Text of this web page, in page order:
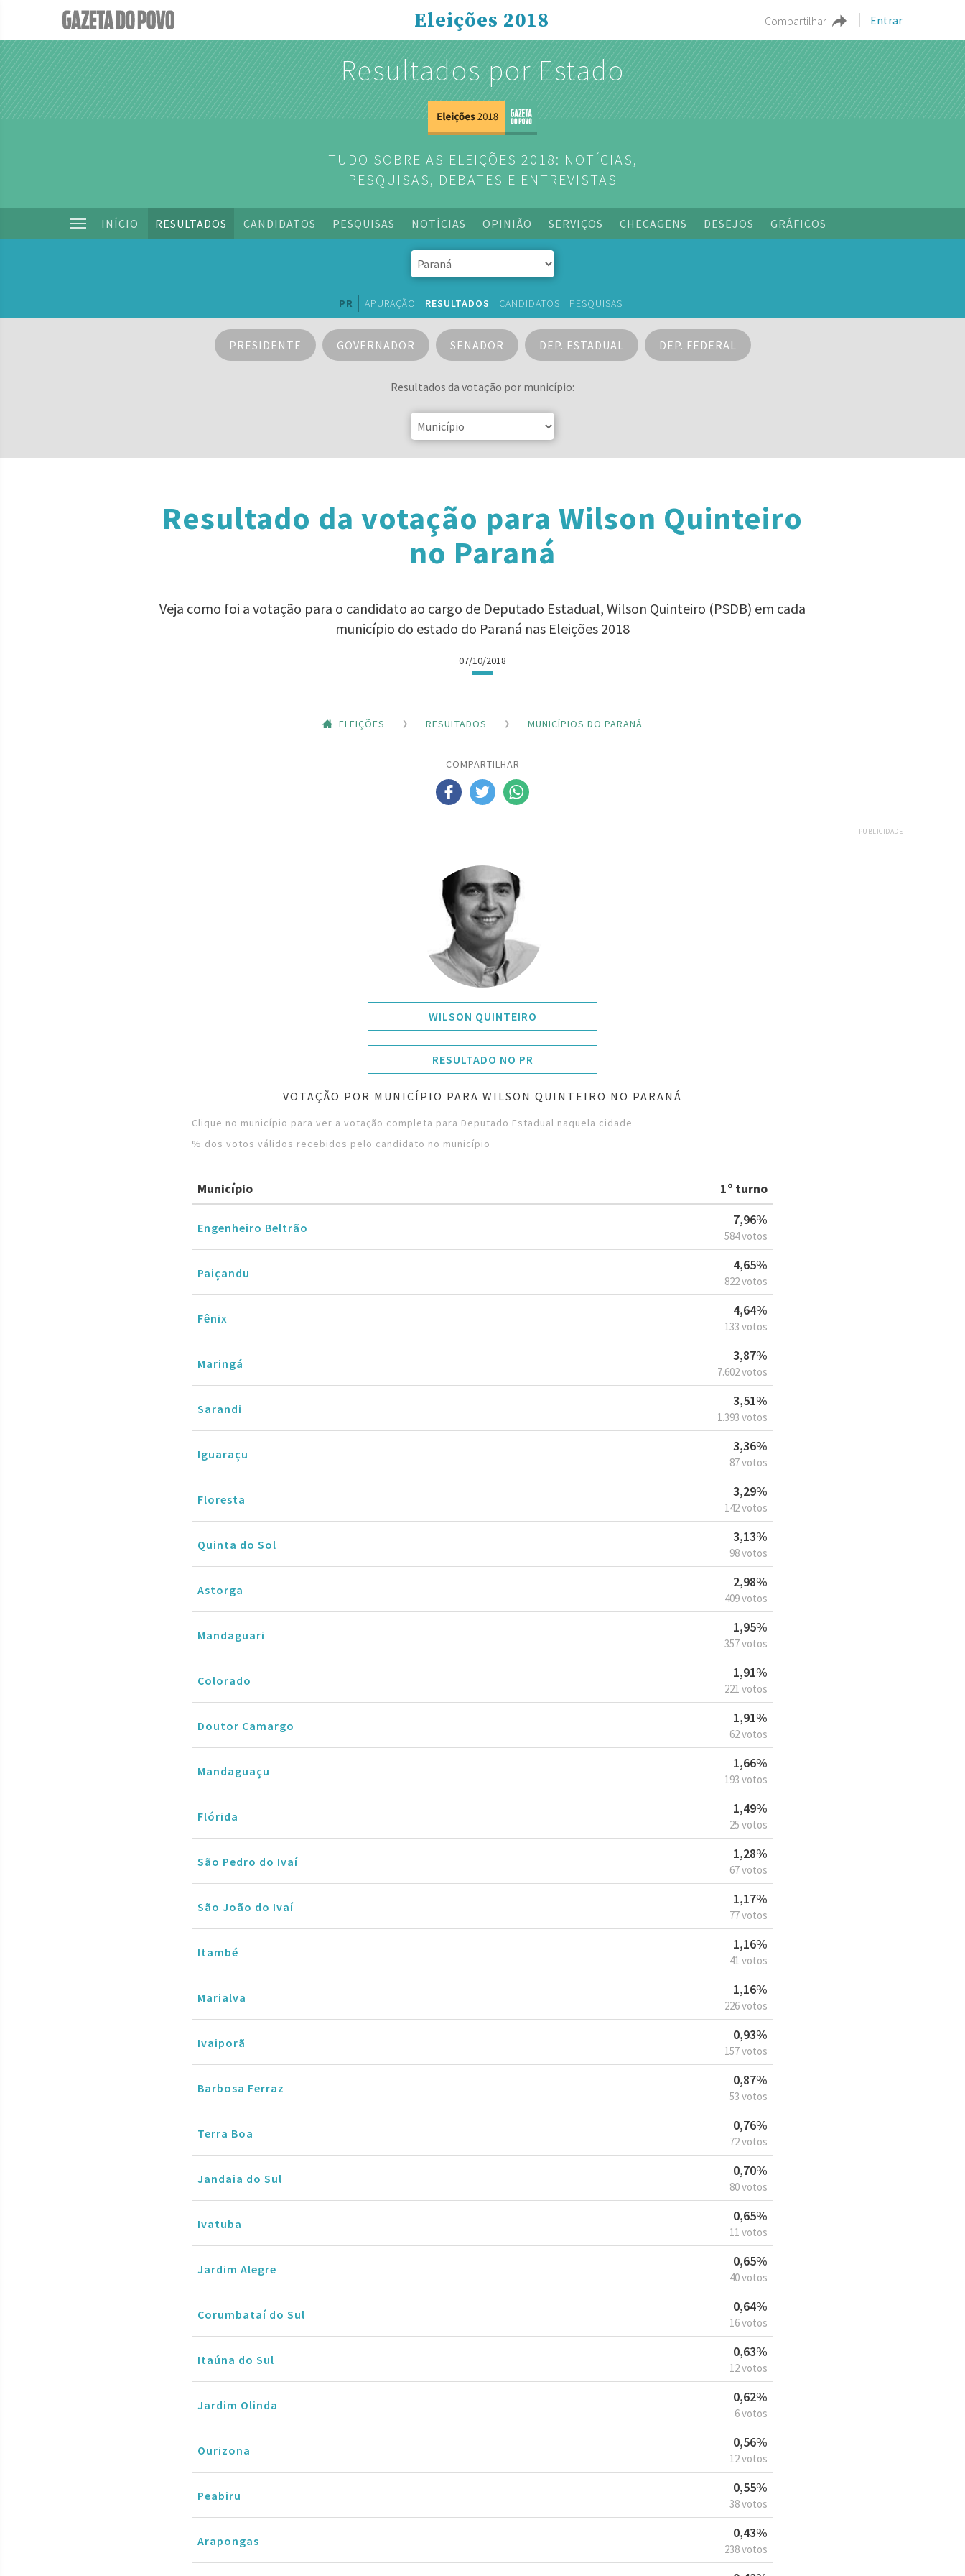
Compartilhar Entrar
Eleições 2018
Resultados por Estado
TUDO SOBRE AS ELEIÇÕES 2018: NOTÍCIAS,
PESQUISAS, DEBATES E ENTREVISTAS
INÍCIO RESULTADOS CANDIDATOS PESQUISAS NOTÍCIAS OPINIÃO SERVIÇOS CHECAGENS DESEJOS GRÁFICOS
PR APURAÇÃO RESULTADOS CANDIDATOS PESQUISAS
PRESIDENTE GOVERNADOR SENADOR DEP. ESTADUAL DEP. FEDERAL
Resultados da votação por município:
Resultado da votação para Wilson Quinteiro
no Paraná
Veja como foi a votação para o candidato ao cargo de Deputado Estadual, Wilson Quinteiro (PSDB) em cada
município do estado do Paraná nas Eleições 2018
07/10/2018
ELEIÇÕES RESULTADOS MUNICÍPIOS DO PARANÁ
COMPARTILHAR
PUBLICIDADE
WILSON QUINTEIRO
RESULTADO NO PR
VOTAÇÃO POR MUNICÍPIO PARA WILSON QUINTEIRO NO PARANÁ
Clique no município para ver a votação completa para Deputado Estadual naquela cidade
% dos votos válidos recebidos pelo candidato no município
Município 1º turno
Engenheiro Beltrão
7,96%
584 votos
Paiçandu
4,65%
822 votos
Fênix
4,64%
133 votos
Maringá
3,87%
7.602 votos
Sarandi
3,51%
1.393 votos
Iguaraçu
3,36%
87 votos
Floresta
3,29%
142 votos
Quinta do Sol
3,13%
98 votos
Astorga
2,98%
409 votos
Mandaguari
1,95%
357 votos
Colorado
1,91%
221 votos
Doutor Camargo
1,91%
62 votos
Mandaguaçu
1,66%
193 votos
Flórida
1,49%
25 votos
São Pedro do Ivaí
1,28%
67 votos
São João do Ivaí
1,17%
77 votos
Itambé
1,16%
41 votos
Marialva
1,16%
226 votos
Ivaiporã
0,93%
157 votos
Barbosa Ferraz
0,87%
53 votos
Terra Boa
0,76%
72 votos
Jandaia do Sul
0,70%
80 votos
Ivatuba
0,65%
11 votos
Jardim Alegre
0,65%
40 votos
Corumbataí do Sul
0,64%
16 votos
Itaúna do Sul
0,63%
12 votos
Jardim Olinda
0,62%
6 votos
Ourizona
0,56%
12 votos
Peabiru
0,55%
38 votos
Arapongas
0,43%
238 votos